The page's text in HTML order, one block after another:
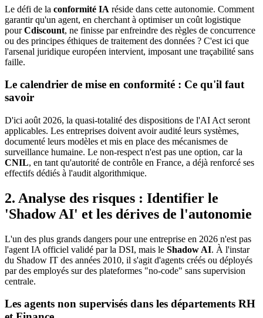
Le défi de la conformité IA réside dans cette autonomie. Comment
garantir qu'un agent, en cherchant à optimiser un coût logistique
pourCdiscount, ne finisse par enfreindre des règles de concurrence
ou des principes éthiques de traitement des données ? C'est ici que
l'arsenal juridique européen intervient, imposant une traçabilité sans
faille.
Le calendrier de mise en conformité : Ce qu'il faut
savoir
D'ici août 2026, la quasi-totalité des dispositions de l'AI Act seront
applicables. Les entreprises doivent avoir audité leurs systèmes,
documenté leurs modèles et mis en place des mécanismes de
surveillance humaine. Le non-respect n'est pas une option, car la
CNIL, en tant qu'autorité de contrôle en France, a déjà renforcé ses
effectifs dédiés à l'audit algorithmique.
2. Analyse des risques : Identifier le
'Shadow AI' et les dérives de l'autonomie
L'un des plus grands dangers pour une entreprise en 2026 n'est pas
l'agent IA officiel validé par la DSI, mais le Shadow AI. À l'instar
du Shadow IT des années 2010, il s'agit d'agents créés ou déployés
par des employés sur des plateformes "no-code" sans supervision
centrale.
Les agents non supervisés dans les départements RH